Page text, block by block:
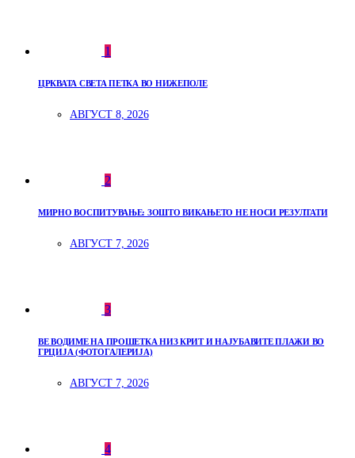
1
ЦРКВАТА СВЕТА ПЕТКА ВО НИЖЕПОЛЕ
АВГУСТ 8, 2026
2
МИРНО ВОСПИТУВАЊЕ: ЗОШТО ВИКАЊЕТО НЕ НОСИ РЕЗУЛТАТИ
АВГУСТ 7, 2026
3
ВЕ ВОДИМЕ НА ПРОШЕТКА НИЗ КРИТ И НАЈУБАВИТЕ ПЛАЖИ ВО
ГРЦИЈА (ФОТОГАЛЕРИЈА)
АВГУСТ 7, 2026
4